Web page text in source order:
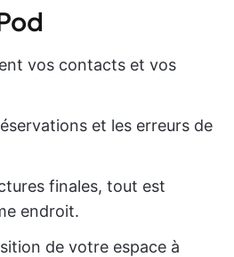
vos contacts et vos
et les erreurs de
finales, tout est
endroit.
de votre espace à